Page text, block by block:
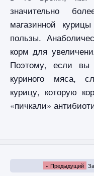
значительно
магазинной
пользы.
корм для
Поэтому, если вы
куриного мяса,
курицу, которую
«пичкали»
« Предыдущий